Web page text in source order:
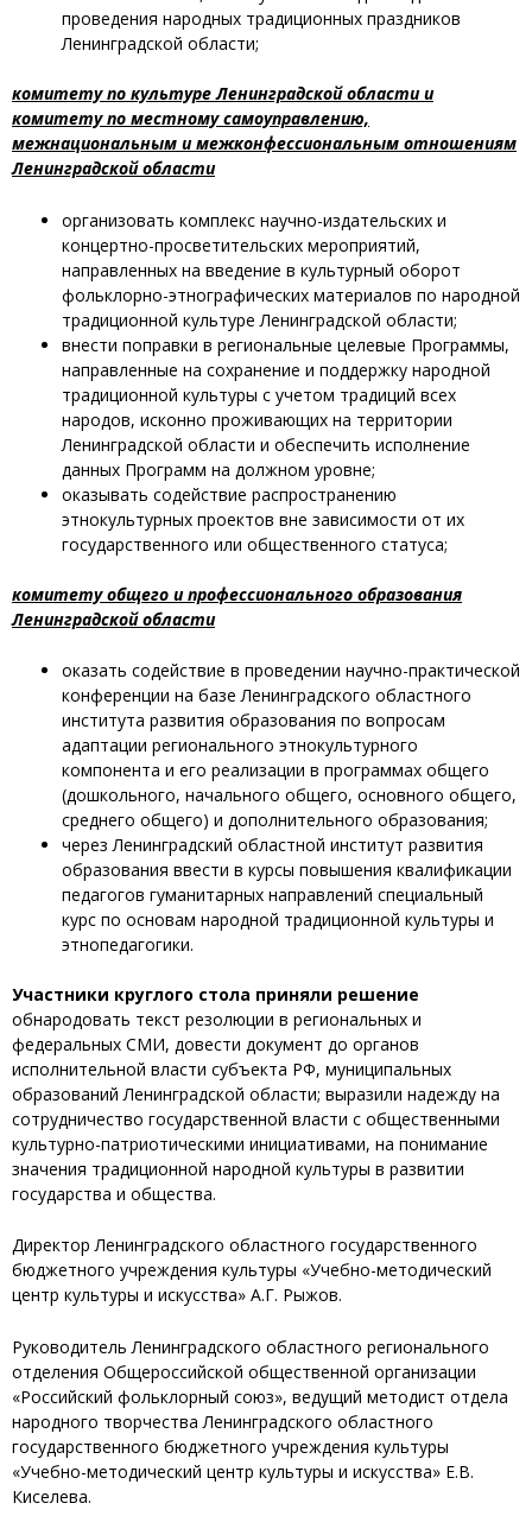
проведения народных традиционных праздников
Ленинградской области;
комитету по культуре Ленинградской области и
комитету по местному самоуправлению,
межнациональным и межконфессиональным отношениям
Ленинградской области
организовать комплекс научно-издательских и
концертно-просветительских мероприятий,
направленных на введение в культурный оборот
фольклорно-этнографических материалов по народной
традиционной культуре Ленинградской области;
внести поправки в региональные целевые Программы,
направленные на сохранение и поддержку народной
традиционной культуры с учетом традиций всех
народов, исконно проживающих на территории
Ленинградской области и обеспечить исполнение
данных Программ на должном уровне;
оказывать содействие распространению
этнокультурных проектов вне зависимости от их
государственного или общественного статуса;
комитету общего и профессионального образования
Ленинградской области
оказать содействие в проведении научно-практической
конференции на базе Ленинградского областного
института развития образования по вопросам
адаптации регионального этнокультурного
компонента и его реализации в программах общего
(дошкольного, начального общего, основного общего,
среднего общего) и дополнительного образования;
через Ленинградский областной институт развития
образования ввести в курсы повышения квалификации
педагогов гуманитарных направлений специальный
курс по основам народной традиционной культуры и
этнопедагогики.
Участники круглого стола приняли решение
обнародовать текст резолюции в региональных и
федеральных СМИ, довести документ до органов
исполнительной власти субъекта РФ, муниципальных
образований Ленинградской области; выразили надежду на
сотрудничество государственной власти с общественными
культурно-патриотическими инициативами, на понимание
значения традиционной народной культуры в развитии
государства и общества.
Директор Ленинградского областного государственного
бюджетного учреждения культуры «Учебно-методический
центр культуры и искусства» А.Г. Рыжов.
Руководитель Ленинградского областного регионального
отделения Общероссийской общественной организации
«Российский фольклорный союз», ведущий методист отдела
народного творчества Ленинградского областного
государственного бюджетного учреждения культуры
«Учебно-методический центр культуры и искусства» Е.В.
Киселева.